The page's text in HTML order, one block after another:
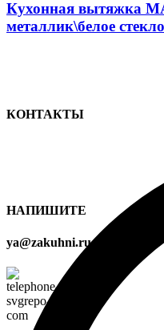
Кухонная вытяжка
металлик\белое стекло
КОНТАКТЫ
НАПИШИТЕ
ya@zakuhni.ru